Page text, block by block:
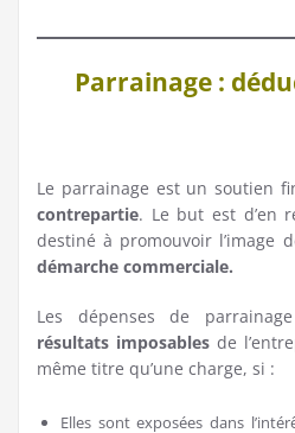
Parrainage :
Le parrainage est un soutien
contrepartie. Le but est d’en
destiné à promouvoir l’image
démarche commerciale.
Les dépenses de
résultats imposables de
même titre qu’une charge, si :
Elles sont exposées dans